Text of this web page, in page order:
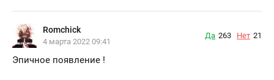
Romchick
4 марта 2022 09:41
Да 263 Нет 21
Эпичное появление !